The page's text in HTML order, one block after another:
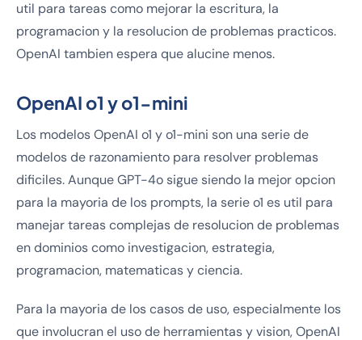
util para tareas como mejorar la escritura, la
programacion y la resolucion de problemas practicos.
OpenAI tambien espera que alucine menos.
OpenAI o1 y o1-mini
Los modelos OpenAI o1 y o1-mini son una serie de
modelos de razonamiento para resolver problemas
dificiles. Aunque GPT-4o sigue siendo la mejor opcion
para la mayoria de los prompts, la serie o1 es util para
manejar tareas complejas de resolucion de problemas
en dominios como investigacion, estrategia,
programacion, matematicas y ciencia.
Para la mayoria de los casos de uso, especialmente los
que involucran el uso de herramientas y vision, OpenAI